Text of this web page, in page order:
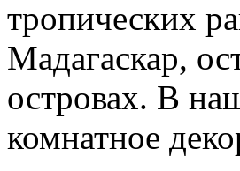
тропических
Мадагаскар,
островах. В
комнатное